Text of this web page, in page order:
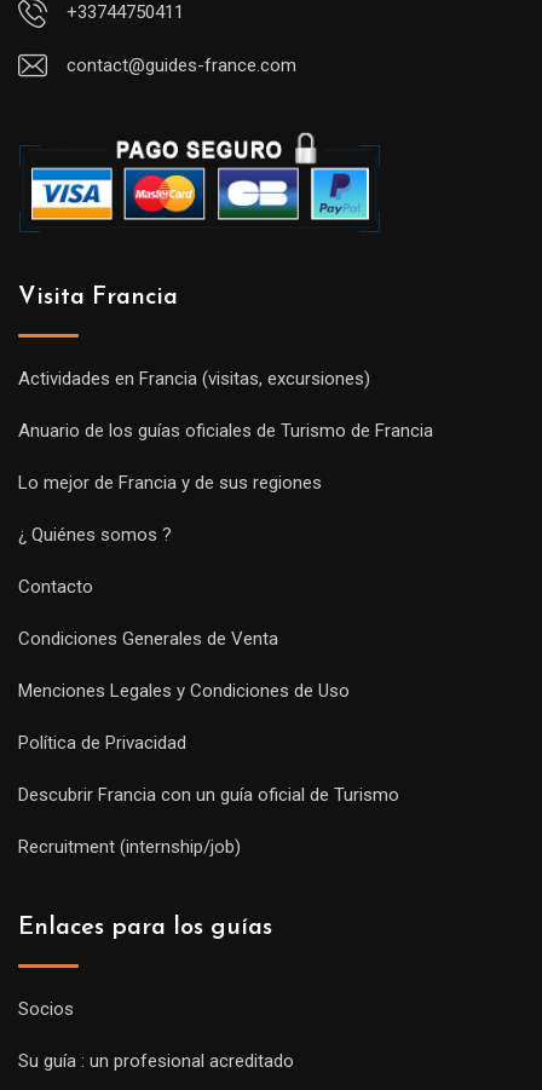
+33744750411
contact@guides-france.com
Visita Francia
Actividades en Francia (visitas, excursiones)
Anuario de los guías oficiales de Turismo de Francia
Lo mejor de Francia y de sus regiones
¿ Quiénes somos ?
Contacto
Condiciones Generales de Venta
Menciones Legales y Condiciones de Uso
Política de Privacidad
Descubrir Francia con un guía oficial de Turismo
Recruitment (internship/job)
Enlaces para los guías
Socios
Su guía : un profesional acreditado